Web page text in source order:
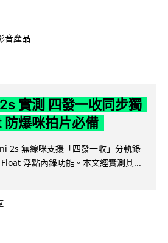
音產品
實測 四發一收同步獨
爆咪拍片必備
2s 無線咪支援「四發一收」分軌錄
浮點內錄功能。本文經實測其...